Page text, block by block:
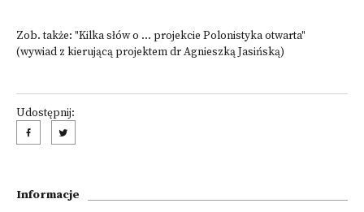
Zob. także: "Kilka słów o ... projekcie Polonistyka otwarta"
(wywiad z kierującą projektem dr Agnieszką Jasińską)
Udostępnij:
Informacje